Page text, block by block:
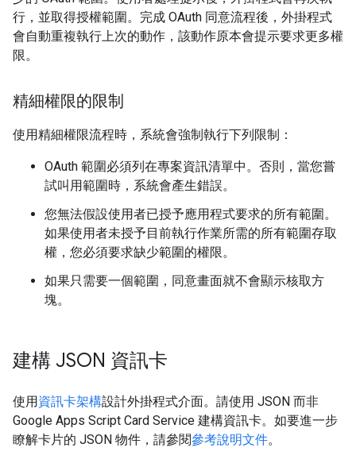
行，並取得授權範圍。完成 OAuth 同意流程後，外掛程式
會自動重複執行上次的動作，該動作原本會提示要求更多權
限。
精細權限的限制
使用精細權限流程時，系統會強制執行下列限制：
OAuth 範圍必須列在專案資訊清單中。否則，當您嘗
試叫用範圍時，系統會產生錯誤。
您無法假設使用者已授予應用程式要求的所有範圍。
如果使用者未授予目前執行作業所需的所有範圍存取
權，您必須要求缺少範圍的權限。
如果只需要一個範圍，同意畫面就不會顯示核取方
塊。
建構 JSON 資訊卡
使用資訊卡架構設計外掛程式介面。請使用 JSON 而非
Google Apps Script Card Service 建構資訊卡。如要進一步
瞭解卡片的 JSON 物件，請參閱參考說明文件。